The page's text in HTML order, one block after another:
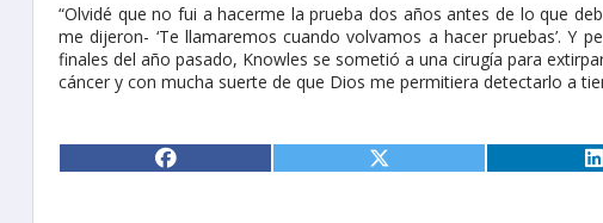
“Olvidé que no fui a hacerme la prueba dos años antes de lo que
me dijeron- ‘Te llamaremos cuando volvamos a hacer pruebas’. Y
finales del año pasado, Knowles se sometió a una cirugía para
cáncer y con mucha suerte de que Dios me permitiera detectarlo a